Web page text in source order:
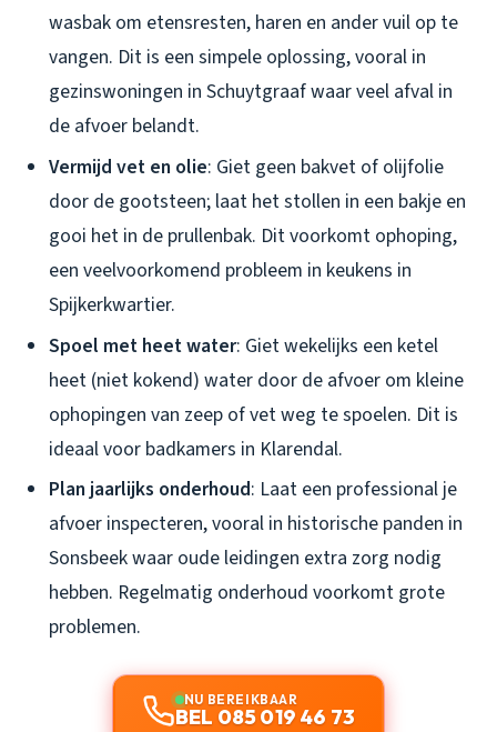
wasbak om etensresten, haren en ander vuil op te
vangen. Dit is een simpele oplossing, vooral in
gezinswoningen in Schuytgraaf waar veel afval in
de afvoer belandt.
Vermijd vet en olie: Giet geen bakvet of olijfolie
door de gootsteen; laat het stollen in een bakje en
gooi het in de prullenbak. Dit voorkomt ophoping,
een veelvoorkomend probleem in keukens in
Spijkerkwartier.
Spoel met heet water: Giet wekelijks een ketel
heet (niet kokend) water door de afvoer om kleine
ophopingen van zeep of vet weg te spoelen. Dit is
ideaal voor badkamers in Klarendal.
Plan jaarlijks onderhoud: Laat een professional je
afvoer inspecteren, vooral in historische panden in
Sonsbeek waar oude leidingen extra zorg nodig
hebben. Regelmatig onderhoud voorkomt grote
problemen.
NU BEREIKBAAR
BEL 085 019 46 73